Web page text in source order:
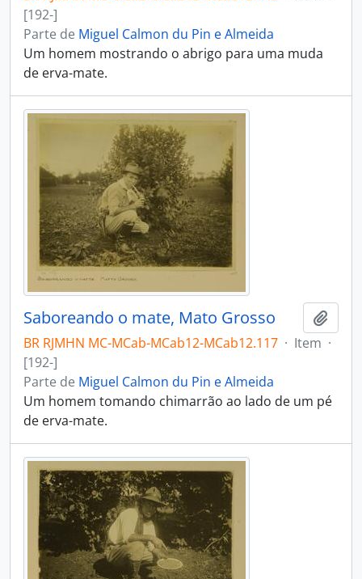
[192-]
Parte de Miguel Calmon du Pin e Almeida
Um homem mostrando o abrigo para uma muda
de erva-mate.
Saboreando o mate, Mato Grosso
BR RJMHN MC-MCab-MCab12-MCab12.117 · Item ·
[192-]
Parte de Miguel Calmon du Pin e Almeida
Um homem tomando chimarrão ao lado de um pé
de erva-mate.